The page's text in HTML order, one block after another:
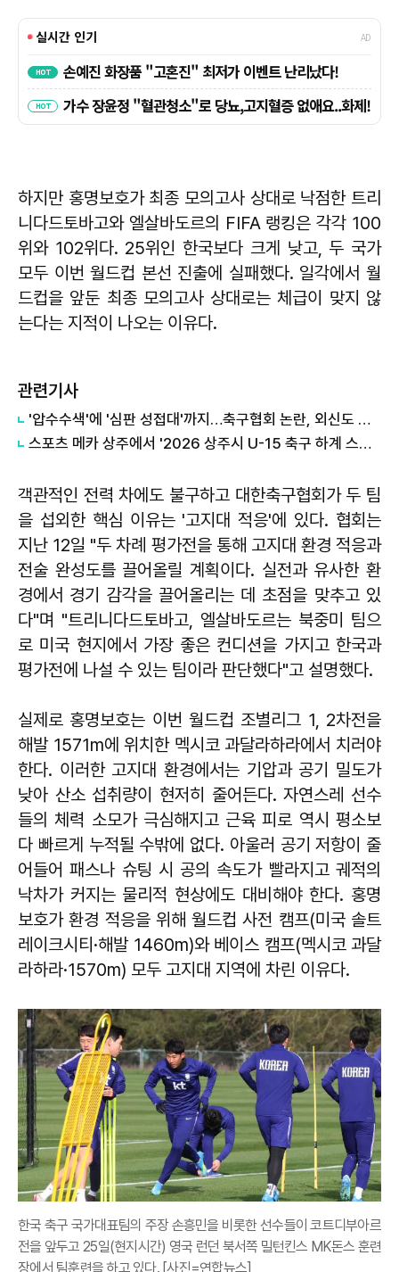
하지만 홍명보호가 최종 모의고사 상대로 낙점한 트리
니다드토바고와 엘살바도르의 FIFA 랭킹은 각각 100
위와 102위다. 25위인 한국보다 크게 낮고, 두 국가
모두 이번 월드컵 본선 진출에 실패했다. 일각에서 월
드컵을 앞둔 최종 모의고사 상대로는 체급이 맞지 않
는다는 지적이 나오는 이유다.
관련기사
'압수수색'에 '심판 성접대'까지…축구협회 논란, 외신도 집중 조명
스포츠 메카 상주에서 '2026 상주시 U-15 축구 하계 스토브리그' 개최
객관적인 전력 차에도 불구하고 대한축구협회가 두 팀
을 섭외한 핵심 이유는 '고지대 적응'에 있다. 협회는
지난 12일 "두 차례 평가전을 통해 고지대 환경 적응과
전술 완성도를 끌어올릴 계획이다. 실전과 유사한 환
경에서 경기 감각을 끌어올리는 데 초점을 맞추고 있
다"며 "트리니다드토바고, 엘살바도르는 북중미 팀으
로 미국 현지에서 가장 좋은 컨디션을 가지고 한국과
평가전에 나설 수 있는 팀이라 판단했다"고 설명했다.
실제로 홍명보호는 이번 월드컵 조별리그 1, 2차전을
해발 1571m에 위치한 멕시코 과달라하라에서 치러야
한다. 이러한 고지대 환경에서는 기압과 공기 밀도가
낮아 산소 섭취량이 현저히 줄어든다. 자연스레 선수
들의 체력 소모가 극심해지고 근육 피로 역시 평소보
다 빠르게 누적될 수밖에 없다. 아울러 공기 저항이 줄
어들어 패스나 슈팅 시 공의 속도가 빨라지고 궤적의
낙차가 커지는 물리적 현상에도 대비해야 한다. 홍명
보호가 환경 적응을 위해 월드컵 사전 캠프(미국 솔트
레이크시티·해발 1460m)와 베이스 캠프(멕시코 과달
라하라·1570m) 모두 고지대 지역에 차린 이유다.
한국 축구 국가대표팀의 주장 손흥민을 비롯한 선수들이 코트디부아르
전을 앞두고 25일(현지시간) 영국 런던 북서쪽 밀턴킨스 MK돈스 훈련
장에서 팀훈련을 하고 있다. [사진=연합뉴스]